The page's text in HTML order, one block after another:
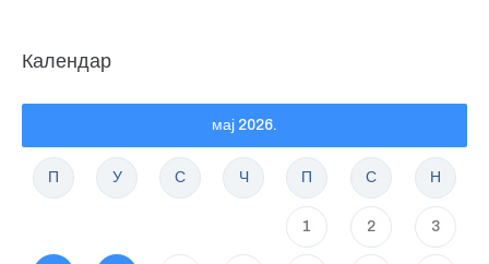
Календар
мај 2026.
П У С Ч П С Н
1 2 3